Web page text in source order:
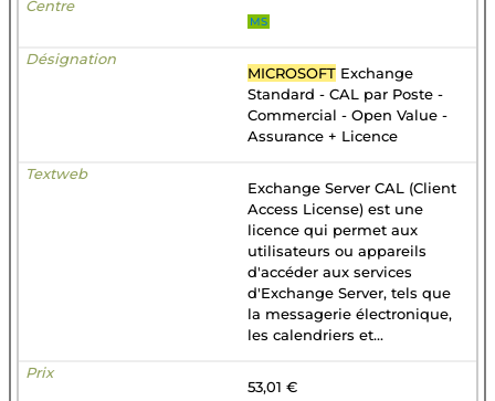
MS
MICROSOFT Exchange
Standard - CAL par Poste -
Commercial - Open Value -
Assurance + Licence
Exchange Server CAL (Client
Access License) est une
licence qui permet aux
utilisateurs ou appareils
d'accéder aux services
d'Exchange Server, tels que
la messagerie électronique,
les calendriers et...
53,01 €